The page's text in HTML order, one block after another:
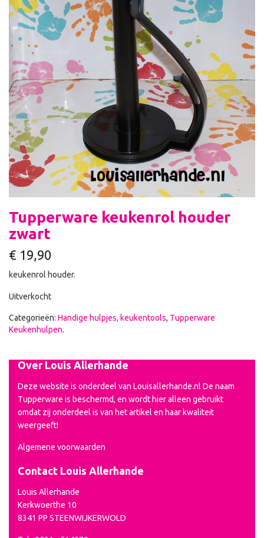
Tupperware keukenrol houder
zwart
€ 19,90
keukenrol houder.
Uitverkocht
Categorieën: Handige hulpjes, keukentools, Tupperware
Keukenhulpen.
Over Louis Allerhande
Deze website is onderdeel van Louisallerhande.nl De naam
Tupperware is beschermd, en wordt hier alleen gebruikt
omdat zij onderdeel is van het artikel en haar kwaliteit
weergeeft!
Algemene voorwaarden
Contact Louis Allerhande
Louis Allerhande
Kerkwoerthe 10
8341 PP STEENWIJKERWOLD